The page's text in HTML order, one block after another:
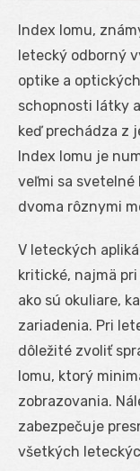
Index lomu,
letecký odborný
optike a
schopnosti látky
keď prechádza z
Index lomu je
veľmi sa svetelné
dvoma rôznymi
V leteckých
kritické, najmä
ako sú okuliare,
zariadenia. Pri
dôležité zvoliť
lomu, ktorý
zobrazovania.
zabezpečuje
všetkých